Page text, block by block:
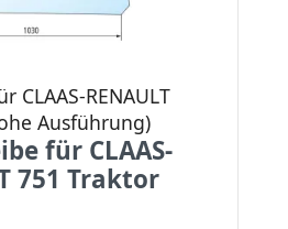
CLAAS-RENAULT
Ausführung)
für CLAAS-
751 Traktor